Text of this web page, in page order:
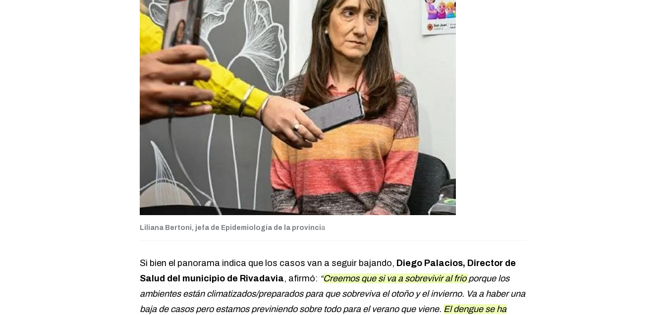
Liliana Bertoni, jefa de Epidemiología de la provincia
Si bien el panorama indica que los casos van a seguir bajando, Diego Palacios, Director de
Salud del municipio de Rivadavia, afirmó: “Creemos que si va a sobrevivir al frío porque los
ambientes están climatizados/preparados para que sobreviva el otoño y el invierno. Va a haber una
baja de casos pero estamos previniendo sobre todo para el verano que viene. El dengue se ha